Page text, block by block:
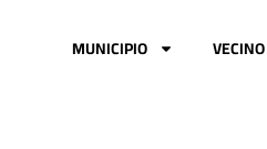
MUNICIPIO VECINO